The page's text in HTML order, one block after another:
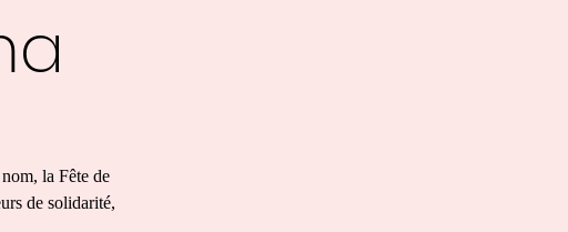
la Fête de
de solidarité,